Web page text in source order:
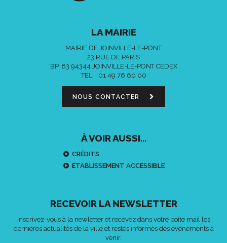
LA MAIRIE
MAIRIE DE JOINVILLE-LE-PONT
23 RUE DE PARIS
BP. 83 94344 JOINVILLE-LE-PONT CEDEX
TÉL. : 01 49 76 60 00
NOUS CONTACTER
À VOIR AUSSI...
CRÉDITS
ETABLISSEMENT ACCESSIBLE
RECEVOIR LA NEWSLETTER
Inscrivez-vous à la newletter et recevez dans votre boîte mail les
dernières actualités de la ville et restés informés des événements à
venir.